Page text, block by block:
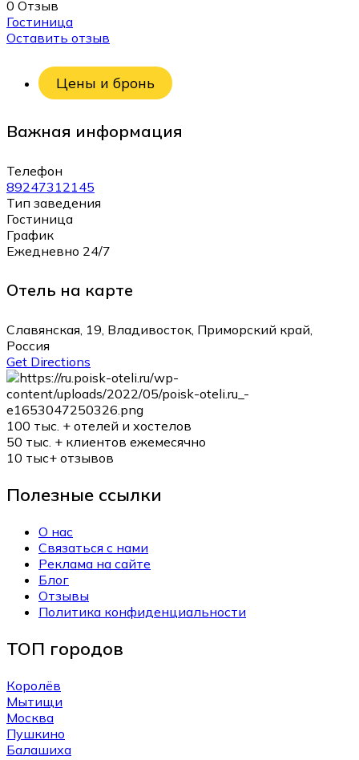
0 Отзыв
Гостиница
Оставить отзыв
Цены и бронь
Важная информация
Телефон
89247312145
Тип заведения
Гостиница
График
Ежедневно 24/7
Отель на карте
Славянская, 19, Владивосток, Приморский край,
Россия
Get Directions
100 тыс. + отелей и хостелов
50 тыс. + клиентов ежемесячно
10 тыс+ отзывов
Полезные ссылки
О нас
Связаться с нами
Реклама на сайте
Блог
Отзывы
Политика конфиденциальности
ТОП городов
Королёв
Мытищи
Москва
Пушкино
Балашиха